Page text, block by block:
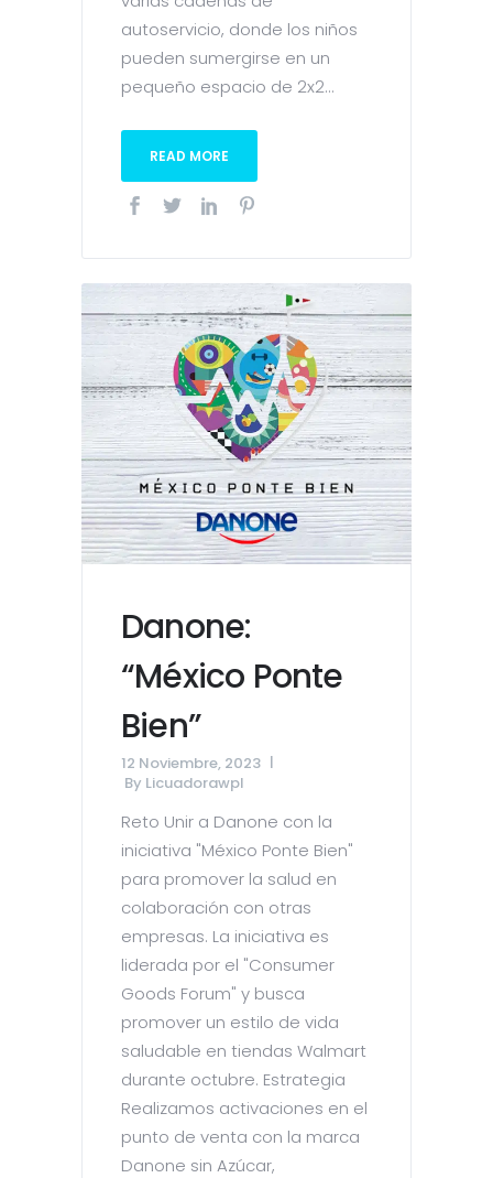
autoservicio, donde los niños
pueden sumergirse en un
pequeño espacio de 2x2...
READ MORE
Danone:
“México Ponte
Bien”
12 Noviembre, 2023
By Licuadorawpl
Reto Unir a Danone con la
iniciativa "México Ponte Bien"
para promover la salud en
colaboración con otras
empresas. La iniciativa es
liderada por el "Consumer
Goods Forum" y busca
promover un estilo de vida
saludable en tiendas Walmart
durante octubre. Estrategia
Realizamos activaciones en el
punto de venta con la marca
Danone sin Azúcar,